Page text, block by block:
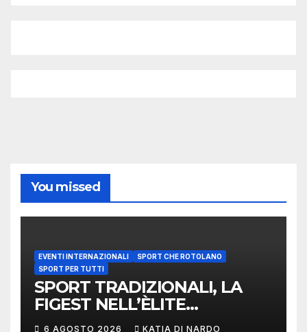
You missed
EVENTI INTERNAZIONALI
SPORT CHE ROTOLANO
SPORT PER TUTTI
SPORT TRADIZIONALI, LA
FIGEST NELL’ÈLITE
MONDIALE: LA
6 AGOSTO 2026 KATIA DI NARDO